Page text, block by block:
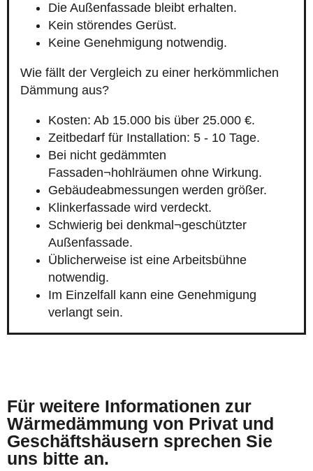
Die Außenfassade bleibt erhalten.
Kein störendes Gerüst.
Keine Genehmigung notwendig.
Wie fällt der Vergleich zu einer herkömmlichen
Dämmung aus?
Kosten: Ab 15.000 bis über 25.000 €.
Zeitbedarf für Installation: 5 - 10 Tage.
Bei nicht gedämmten
Fassaden¬hohlräumen ohne Wirkung.
Gebäudeabmessungen werden größer.
Klinkerfassade wird verdeckt.
Schwierig bei denkmal¬geschützter
Außenfassade.
Üblicherweise ist eine Arbeitsbühne
notwendig.
Im Einzelfall kann eine Genehmigung
verlangt sein.
Für weitere Informationen zur
Wärmedämmung von Privat und
Geschäftshäusern sprechen Sie
uns bitte an.